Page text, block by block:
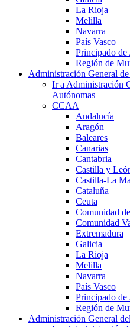
La Rioja
Melilla
Navarra
País Vasco
Principado de
Región de
Administración General
Ir a Administración
Autónomas
CCAA
Andalucía
Aragón
Baleares
Canarias
Cantabria
Castilla y
Castilla-La
Cataluña
Ceuta
Comunidad
Comunidad
Extremadura
Galicia
La Rioja
Melilla
Navarra
País Vasco
Principado de
Región de
Administración General